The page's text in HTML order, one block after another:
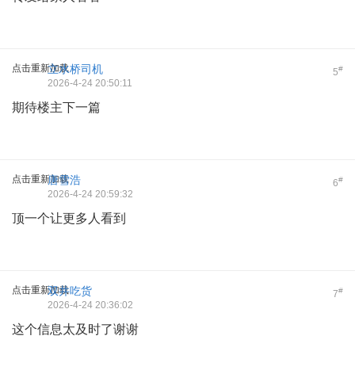
点击重新加载 5#
立水桥司机
2026-4-24 20:50:11
期待楼主下一篇
点击重新加载 6#
唐雪浩
2026-4-24 20:59:32
顶一个让更多人看到
点击重新加载 7#
双井吃货
2026-4-24 20:36:02
这个信息太及时了谢谢